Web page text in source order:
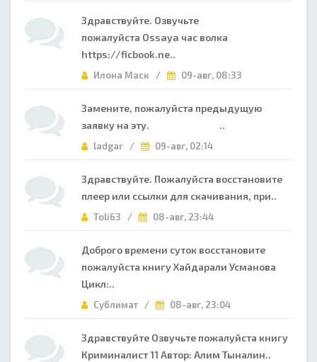
Здравствуйте. Озвучьте
пожалуйста Ossaya час волка
https://ficbook.ne..
Илона Маск / 09-авг, 08:33
Замените, пожалуйста предыдущую
заявку на эту. ..
ladgar / 09-авг, 02:14
Здравствуйте. Пожалуйста восстановите
плеер или ссылки для скачивания, при..
Toli63 / 08-авг, 23:44
Доброго времени суток восстановите
пожалуйста книгу Хайдарали Усманова
Цикл:..
Сублимат / 08-авг, 23:04
Здравствуйте Озвучьте пожалуйста книгу
Криминалист 11 Автор: Алим Тыналин..